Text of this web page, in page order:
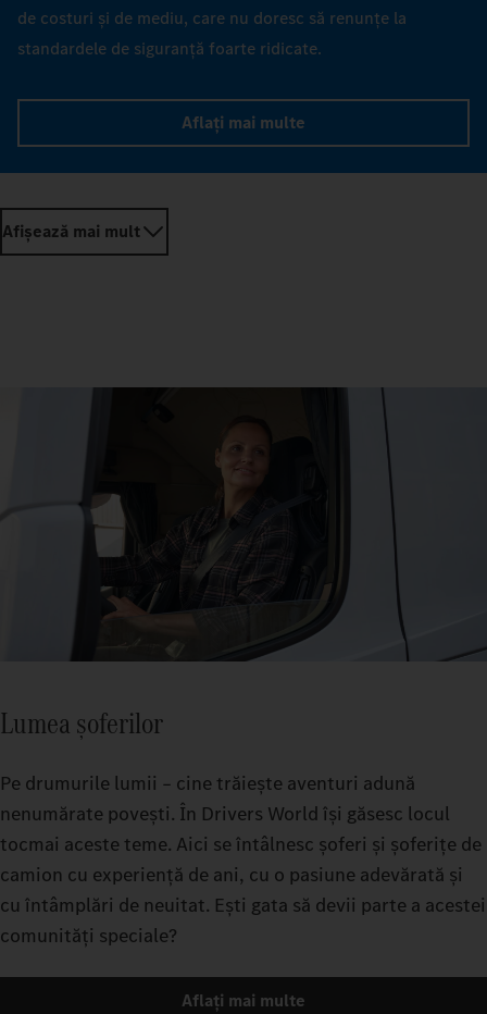
de costuri și de mediu, care nu doresc să renunțe la
standardele de siguranță foarte ridicate.
Aflați mai multe
Afișează mai mult
Lumea șoferilor
Pe drumurile lumii – cine trăiește aventuri adună
nenumărate povești. În Drivers World își găsesc locul
tocmai aceste teme. Aici se întâlnesc șoferi și șoferițe de
camion cu experiență de ani, cu o pasiune adevărată și
cu întâmplări de neuitat. Ești gata să devii parte a acestei
comunități speciale?
Aflați mai multe